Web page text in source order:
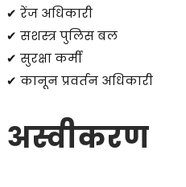
✔ रेंज अधिकारी
✔ सशस्त्र पुलिस बल
✔ सुरक्षा कर्मी
✔ कानून प्रवर्तन अधिकारी
अस्वीकरण